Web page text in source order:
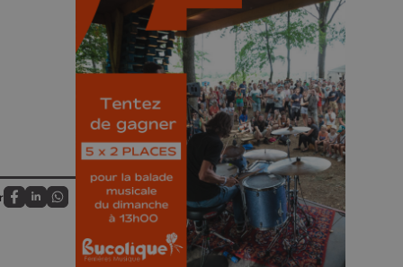
Partagez sur FaceBook
Partagez sur LinkedIn
Partagez sur Whatsapp
🎁 Gagnez 5x2
places pour le
Bucolique Ferrières
Festival 🌿🎶
Concours valable jusqu'au 9 août,
23h59.